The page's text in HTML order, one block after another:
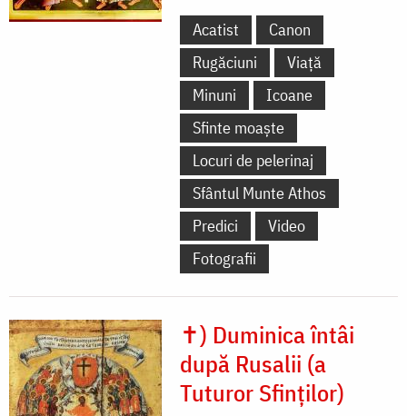
Acatist
Canon
Rugăciuni
Viață
Minuni
Icoane
Sfinte moaște
Locuri de pelerinaj
Sfântul Munte Athos
Predici
Video
Fotografii
✝) Duminica întâi
după Rusalii (a
Tuturor Sfinților)